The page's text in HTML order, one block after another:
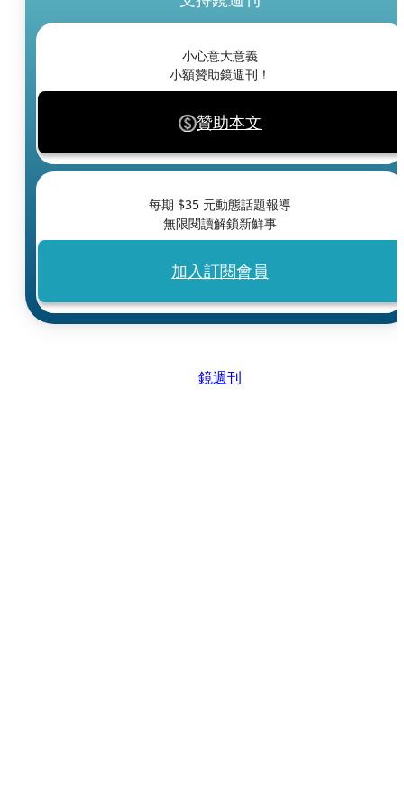
小心意大意義
小額贊助鏡週刊！
贊助本文
每期 $35 元動態話題報導
無限閱讀解鎖新鮮事
加入訂閱會員
鏡週刊